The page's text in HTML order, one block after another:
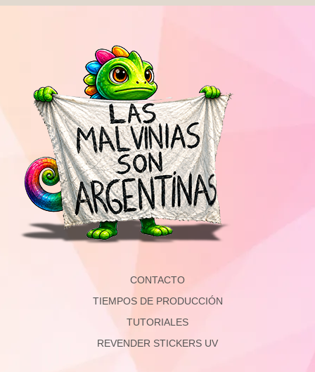
CONTACTO
TIEMPOS DE PRODUCCIÓN
TUTORIALES
REVENDER STICKERS UV